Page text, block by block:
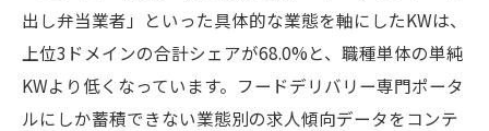
出し弁当業者」といった具体的な業態を軸にしたKWは、
上位3ドメインの合計シェアが68.0%と、職種単体の単純
KWより低くなっています。フードデリバリー専門ポータ
ルにしか蓄積できない業態別の求人傾向データをコンテ